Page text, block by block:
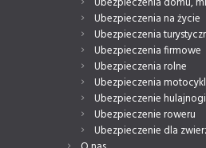
Ubezpieczenia na życie
Ubezpieczenia
Ubezpieczenia firmowe
Ubezpieczenia rolne
Ubezpieczenia
Ubezpieczenie hulajnogi
Ubezpieczenie roweru
Ubezpieczenie dla